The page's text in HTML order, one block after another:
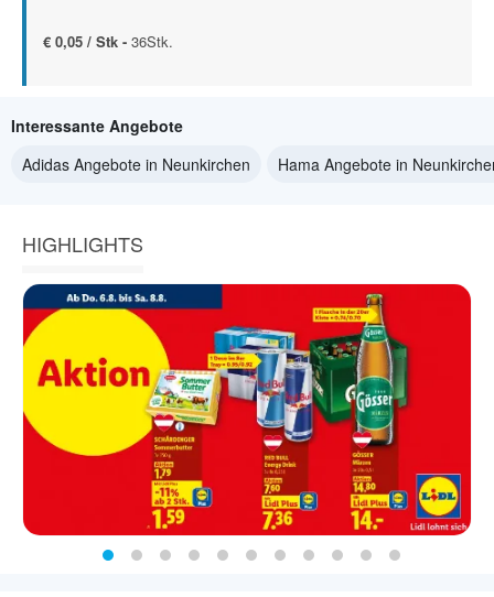
€ 0,05 / Stk - 36Stk.
Interessante Angebote
Adidas Angebote in Neunkirchen
Hama Angebote in
HIGHLIGHTS